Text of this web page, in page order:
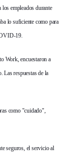
los empleados durante
lo suficiente como para
19.
Work, encuestaron a
Las respuestas de la
como "cuidado",
seguros, el servicio al